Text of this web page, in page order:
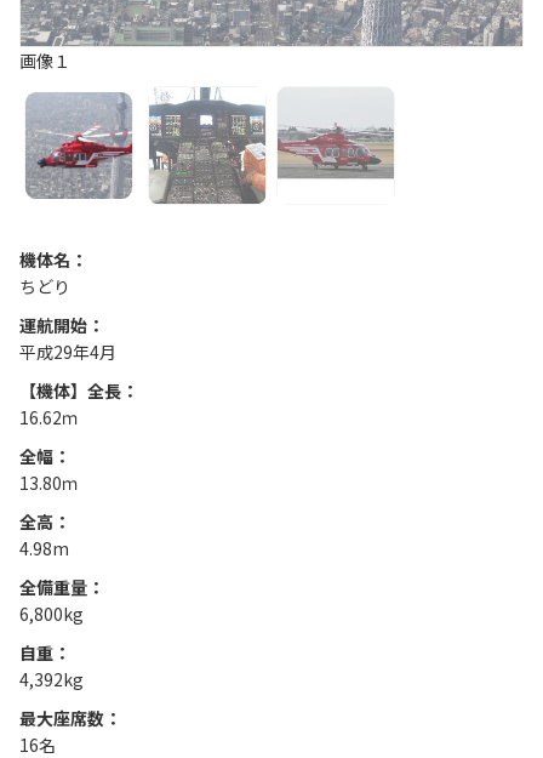
画像１
機体名：
ちどり
運航開始：
平成29年4月
【機体】全長：
16.62ｍ
全幅：
13.80ｍ
全高：
4.98m
全備重量：
6,800kg
自重：
4,392kg
最大座席数：
16名